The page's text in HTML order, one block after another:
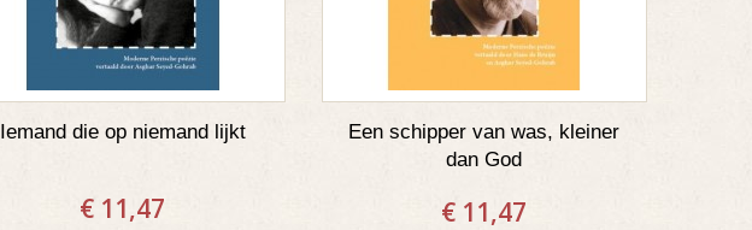
Iemand die op niemand lijkt
€ 11,47
Een schipper van was, kleiner
dan God
€ 11,47